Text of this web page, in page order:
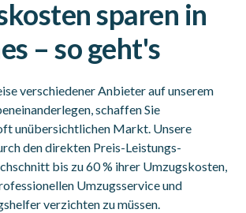
sparen in
– so geht's
verschiedener Anbieter auf unserem
schaffen Sie
unübersichtlichen Markt. Unsere
den direkten Preis-Leistungs-
bis zu 60 % ihrer Umzugskosten,
Umzugsservice und
verzichten zu müssen.